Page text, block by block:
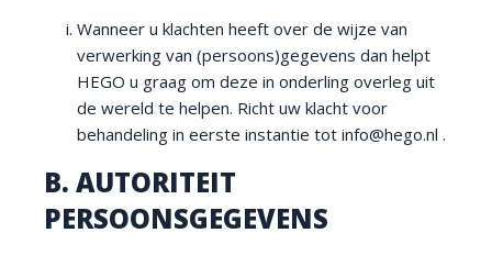
Wanneer u klachten heeft over de wijze van
verwerking van (persoons)gegevens dan helpt
HEGO u graag om deze in onderling overleg uit
de wereld te helpen. Richt uw klacht voor
behandeling in eerste instantie tot info@hego.nl .
B. AUTORITEIT
PERSOONSGEGEVENS